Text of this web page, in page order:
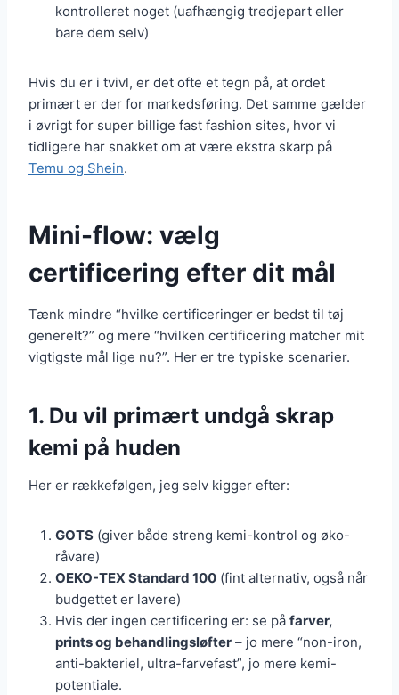
kontrolleret noget (uafhængig tredjepart eller
bare dem selv)
Hvis du er i tvivl, er det ofte et tegn på, at ordet
primært er der for markedsføring. Det samme gælder
i øvrigt for super billige fast fashion sites, hvor vi
tidligere har snakket om at være ekstra skarp på
Temu og Shein.
Mini-flow: vælg
certificering efter dit mål
Tænk mindre “hvilke certificeringer er bedst til tøj
generelt?” og mere “hvilken certificering matcher mit
vigtigste mål lige nu?”. Her er tre typiske scenarier.
1. Du vil primært undgå skrap
kemi på huden
Her er rækkefølgen, jeg selv kigger efter:
GOTS (giver både streng kemi-kontrol og øko-
råvare)
OEKO-TEX Standard 100 (fint alternativ, også når
budgettet er lavere)
Hvis der ingen certificering er: se på farver,
prints og behandlingsløfter – jo mere “non-iron,
anti-bakteriel, ultra-farvefast”, jo mere kemi-
potentiale.